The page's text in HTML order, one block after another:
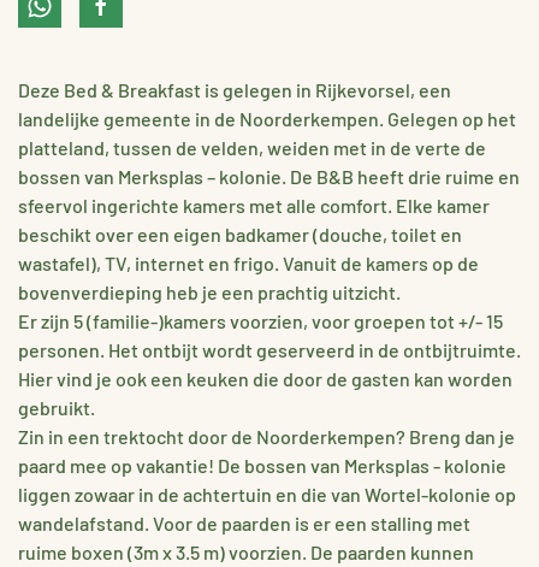
Deze Bed & Breakfast is gelegen in Rijkevorsel, een
landelijke gemeente in de Noorderkempen. Gelegen op het
platteland, tussen de velden, weiden met in de verte de
bossen van Merksplas – kolonie. De B&B heeft drie ruime en
sfeervol ingerichte kamers met alle comfort. Elke kamer
beschikt over een eigen badkamer (douche, toilet en
wastafel), TV, internet en frigo. Vanuit de kamers op de
bovenverdieping heb je een prachtig uitzicht.
Er zijn 5 (familie-)kamers voorzien, voor groepen tot +/- 15
personen. Het ontbijt wordt geserveerd in de ontbijtruimte.
Hier vind je ook een keuken die door de gasten kan worden
gebruikt.
Zin in een trektocht door de Noorderkempen? Breng dan je
paard mee op vakantie! De bossen van Merksplas - kolonie
liggen zowaar in de achtertuin en die van Wortel-kolonie op
wandelafstand. Voor de paarden is er een stalling met
ruime boxen (3m x 3.5 m) voorzien. De paarden kunnen